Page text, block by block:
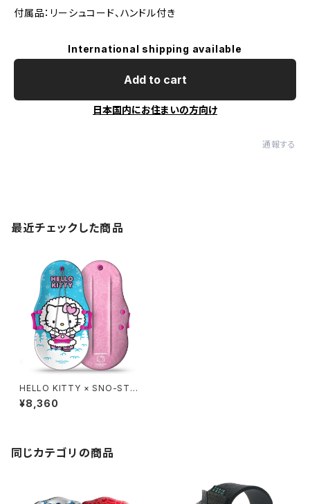
付属品：リーシュコード、ハンドル付き
International shipping available
Add to cart
日本国内にお住まいの方向け
通報する
最近チェックした商品
HELLO KITTY × SNO-STO
RM 36in
¥8,360
同じカテゴリの商品